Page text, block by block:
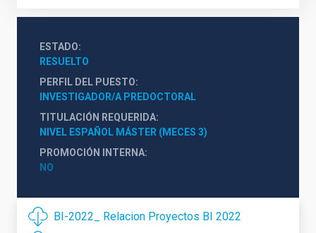
ESTADO
RESUELTO
PERFIL DEL PUESTO
INVESTIGADOR/A PREDOCTORAL
TITULACIÓN REQUERIDA
NIVEL ESPAÑOL MÁSTER (MECES 3)
PROMOCIÓN INTERNA
NO
BI-2022_ Relacion Proyectos BI 2022